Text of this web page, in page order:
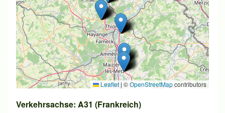
Leaflet|©OpenStreetMapcontributors
Verkehrsachse: A31 (Frankreich)